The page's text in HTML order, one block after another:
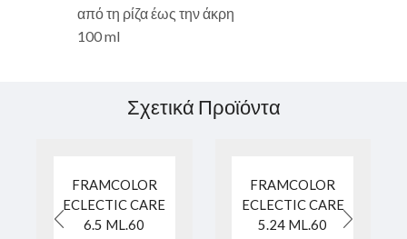
από τη ρίζα έως την άκρη
100 ml
Σχετικά Προϊόντα
FRAMCOLOR
ECLECTIC CARE
6.5 ML.60
FRAMCOLOR
ECLECTIC CARE
5.24 ML.60